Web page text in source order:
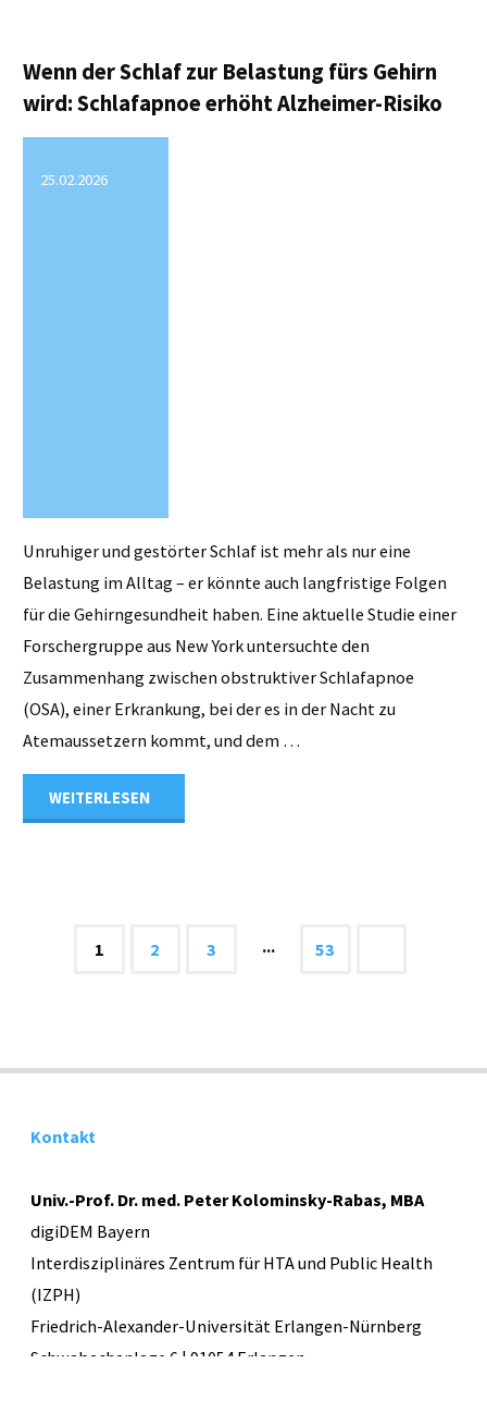
mit
Demenz
Wenn der Schlaf zur Belastung fürs Gehirn
wird: Schlafapnoe erhöht Alzheimer-Risiko
25.02.2026
Unruhiger und gestörter Schlaf ist mehr als nur eine
Belastung im Alltag – er könnte auch langfristige Folgen
für die Gehirngesundheit haben. Eine aktuelle Studie einer
Forschergruppe aus New York untersuchte den
Zusammenhang zwischen obstruktiver Schlafapnoe
(OSA), einer Erkrankung, bei der es in der Nacht zu
Atemaussetzern kommt, und dem …
WEITERLESEN
zur
Schlafapnoe
Risiko"
der
Beiträge
1 2 3 ... 53
Kontakt
Univ.-Prof. Dr. med. Peter Kolominsky-Rabas, MBA
digiDEM Bayern
Interdisziplinäres Zentrum für HTA und Public Health
(IZPH)
Friedrich-Alexander-Universität Erlangen-Nürnberg
Schwabachanlage 6 | 91054 Erlangen